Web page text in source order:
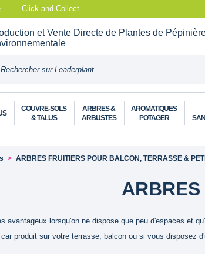
Click and Collect
et Vente Directe de Plantes de
COUVRE-SOLS
& TALUS
ARBRES &
ARBUSTES
AROMATIQUES
POTAGER
ARBRES FRUITIERS POUR BALCON, TERRASSE &
avantageux lorsqu'on ne dispose que peu d'espaces et
produit sur votre terrasse, balcon ou si vous disposez